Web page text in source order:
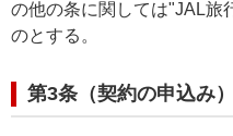
の他の条に関しては"JAL旅
のとする。
第3条（契約の申込み）